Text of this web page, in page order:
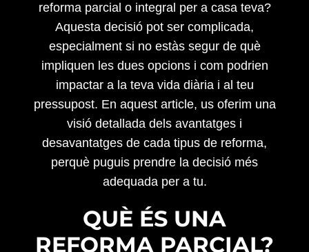
reforma parcial o integral per a casa teva?
Aquesta decisió pot ser complicada,
especialment si no estàs segur de què
impliquen les dues opcions i com podrien
impactar a la teva vida diària i al teu
pressupost. En aquest article, us oferim una
visió detallada dels avantatges i
desavantatges de cada tipus de reforma,
perquè puguis prendre la decisió més
adequada per a tu.
QUÈ ÉS UNA
REFORMA PARCIAL?